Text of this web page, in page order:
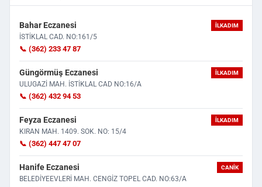
Bahar Eczanesi İLKADIM
İSTİKLAL CAD. NO:161/5
📞 (362) 233 47 87
Güngörmüş Eczanesi İLKADIM
ULUGAZİ MAH. İSTİKLAL CAD NO:16/A
📞 (362) 432 94 53
Feyza Eczanesi İLKADIM
KIRAN MAH. 1409. SOK. NO: 15/4
📞 (362) 447 47 07
Hanife Eczanesi CANIK
BELEDİYEEVLERİ MAH. CENGİZ TOPEL CAD. NO:63/A